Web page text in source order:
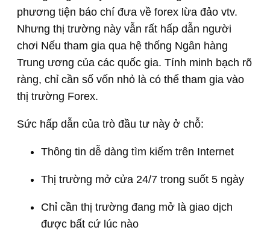
phương tiện báo chí đưa về forex lừa đảo vtv.
Nhưng thị trường này vẫn rất hấp dẫn người
chơi Nếu tham gia qua hệ thống Ngân hàng
Trung ương của các quốc gia. Tính minh bạch rõ
ràng, chỉ cần số vốn nhỏ là có thể tham gia vào
thị trường Forex.
Sức hấp dẫn của trò đầu tư này ở chỗ:
Thông tin dễ dàng tìm kiếm trên Internet
Thị trường mở cửa 24/7 trong suốt 5 ngày
Chỉ cần thị trường đang mở là giao dịch
được bất cứ lúc nào